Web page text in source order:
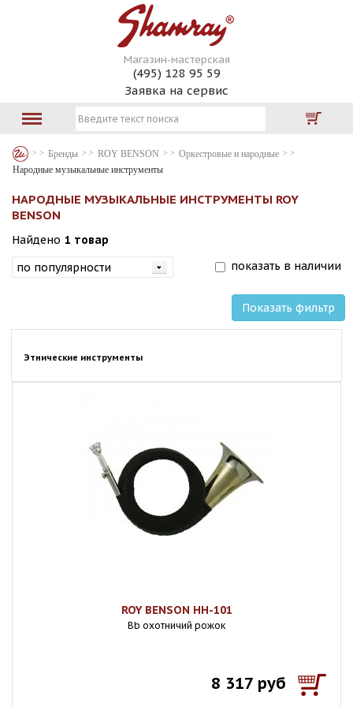
Магазин-мастерская
(495) 128 95 59
Заявка на сервис
Бренды ROY BENSON
Оркестровые и народные
Народные музыкальные инструменты
НАРОДНЫЕ МУЗЫКАЛЬНЫЕ ИНСТРУМЕНТЫ ROY
BENSON
Найдено 1 товар
показать в наличии
Показать фильтр
Этнические инструменты
ROY BENSON HH-101
Bb охотничий рожок
8 317 руб